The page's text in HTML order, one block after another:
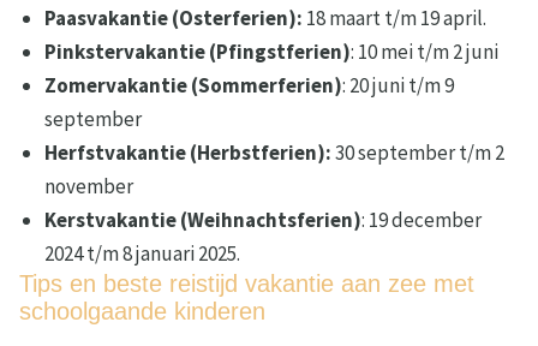
Paasvakantie (Osterferien): 18 maart t/m 19 april.
Pinkstervakantie (Pfingstferien): 10 mei t/m 2 juni
Zomervakantie (Sommerferien): 20 juni t/m 9
september
Herfstvakantie (Herbstferien):30 september t/m 2
november
Kerstvakantie (Weihnachtsferien): 19 december
2024 t/m 8 januari 2025.
Tips en beste reistijd vakantie aan zee met
schoolgaande kinderen